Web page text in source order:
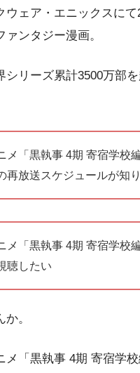
ウェア・エニックスにて
ンタジー漫画。
シリーズ累計3500万部
メ「黒執事 4期 寄宿学校
再放送スケジュールが知
メ「黒執事 4期 寄宿学校
聴したい
。
メ「黒執事 4期 寄宿学